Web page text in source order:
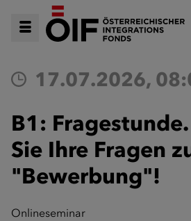
17.07.2026,
B1:
Sie Ihre Fragen
"Bewerbung"!
Onlineseminar